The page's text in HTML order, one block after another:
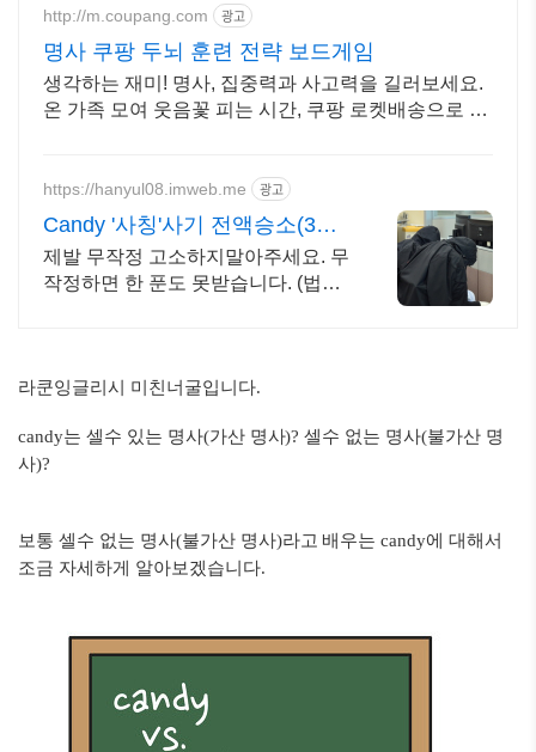
http://m.coupang.com 광고
명사 쿠팡 두뇌 훈련 전략 보드게임
생각하는 재미! 명사, 집중력과 사고력을 길러보세요.
온 가족 모여 웃음꽃 피는 시간, 쿠팡 로켓배송으로 바
https://hanyul08.imweb.me 광고
Candy '사칭'사기 전액승소(3억7
천) 사례보유
제발 무작정 고소하지말아주세요. 무
작정하면 한 푼도 못받습니다. (법무
라쿤잉글리시 미친너굴입니다.
candy는 셀수 있는 명사(가산 명사)? 셀수 없는 명사(불가산 명
사)?
보통 셀수 없는 명사(불가산 명사)라고 배우는 candy에 대해서
조금 자세하게 알아보겠습니다.